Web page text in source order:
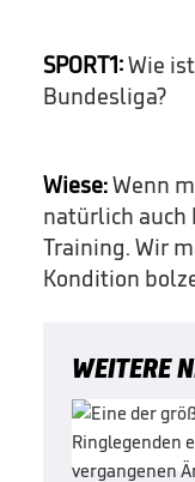
SPORT1:Wie
Bundesliga?
Wiese:Wenn
natürlich auch
Training. Wir
Kondition
WEITERE